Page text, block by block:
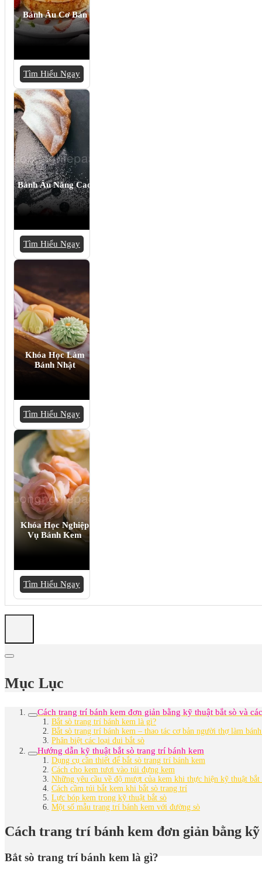
Bánh Âu Cơ Bản
Tìm Hiểu Ngay
Bánh Âu Nâng Cao
Tìm Hiểu Ngay
Khóa Học Làm
Bánh Nhật
Tìm Hiểu Ngay
Khóa Học Nghiệp
Vụ Bánh Kem
Tìm Hiểu Ngay
Mục Lục
Cách trang trí bánh kem đơn giản bằng kỹ thuật bắt sò và
Bắt sò trang trí bánh kem là gì?
Bắt sò trang trí bánh kem – thao tác cơ bản người thợ làm
Phân biệt các loại đui bắt sò
Hướng dẫn kỹ thuật bắt sò trang trí bánh kem
Dụng cụ cần thiết để bắt sò trang trí bánh kem
Cách cho kem tươi vào túi đựng kem
Những yêu cầu về độ mượt của kem khi thực hiện kỹ thuật bắt
Cách cầm túi bắt kem khi bắt sò trang trí
Lực bóp kem trong kỹ thuật bắt sò
Một số mẫu trang trí bánh kem với đường sò
Cách trang trí bánh kem đơn giản bằng
Bắt sò trang trí bánh kem là gì?